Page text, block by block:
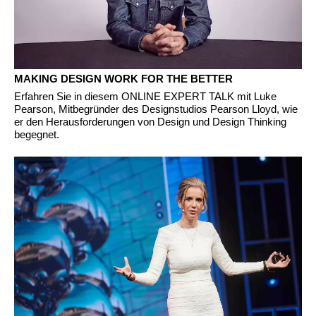
MAKING DESIGN WORK FOR THE BETTER
Erfahren Sie in diesem ONLINE EXPERT TALK mit Luke
Pearson, Mitbegründer des Designstudios Pearson Lloyd, wie
er den Herausforderungen von Design und Design Thinking
begegnet.